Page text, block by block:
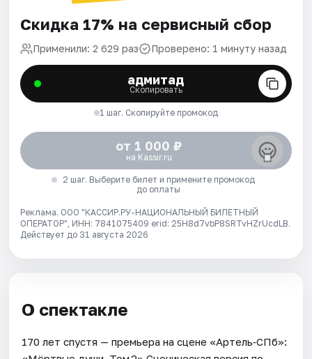
Скидка 17% на сервисный сбор
Применили: 2 629 раз Проверено: 1 минуту назад
адмитад
Скопировать
1 шаг. Скопируйте промокод
от 1 000 ₽
на Kassir.ru
2 шаг. Выберите билет и примените промокод
до оплаты
Реклама. ООО "КАССИР.РУ-НАЦИОНАЛЬНЫЙ БИЛЕТНЫЙ
ОПЕРАТОР", ИНН: 7841075409 erid: 25H8d7vbP8SRTvHZrUcdLB.
Действует до 31 августа 2026
О спектакле
170 лет спустя — премьера на сцене «Артель‑СПб»: